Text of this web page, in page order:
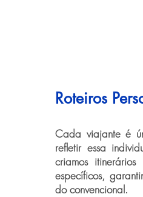
Roteiros
Cada viajante é
refletir essa
criamos
específicos,
do convencional.